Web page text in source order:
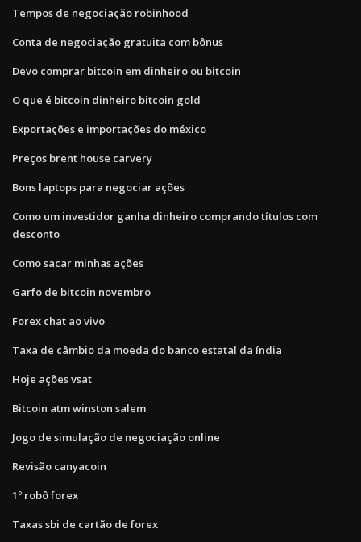
Tempos de negociação robinhood
Conta de negociação gratuita com bônus
Devo comprar bitcoin em dinheiro ou bitcoin
O que é bitcoin dinheiro bitcoin gold
Exportações e importações do méxico
Preços brent house carvery
Bons laptops para negociar ações
Como um investidor ganha dinheiro comprando títulos com
desconto
Como sacar minhas ações
Garfo de bitcoin novembro
Forex chat ao vivo
Taxa de câmbio da moeda do banco estatal da índia
Hoje ações vsat
Bitcoin atm winston salem
Jogo de simulação de negociação online
Revisão canyacoin
1º robô forex
Taxas sbi de cartão de forex